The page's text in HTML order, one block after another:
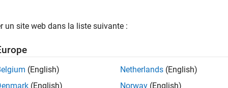
du bloc From Workspace, régler les paramètres et les
sans perdre de temps à le recompiler. Pour plus
Restart Improves Iterative Simulations
la simulation de modèles dont le temps d'exécution
que la cible est à jour, utilisez les modes Accelerator et Rapid
consultez la rubrique
How Acceleration Modes Work
un site web dans la liste suivante :
(English)
(English)
Netherlands (English)
Norway (English)